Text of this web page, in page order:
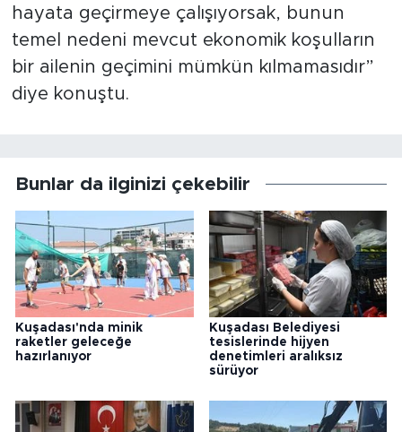
hayata geçirmeye çalışıyorsak, bunun
temel nedeni mevcut ekonomik koşulların
bir ailenin geçimini mümkün kılmamasıdır”
diye konuştu.
Bunlar da ilginizi çekebilir
Kuşadası'nda minik
raketler geleceğe
hazırlanıyor
Kuşadası Belediyesi
tesislerinde hijyen
denetimleri aralıksız
sürüyor